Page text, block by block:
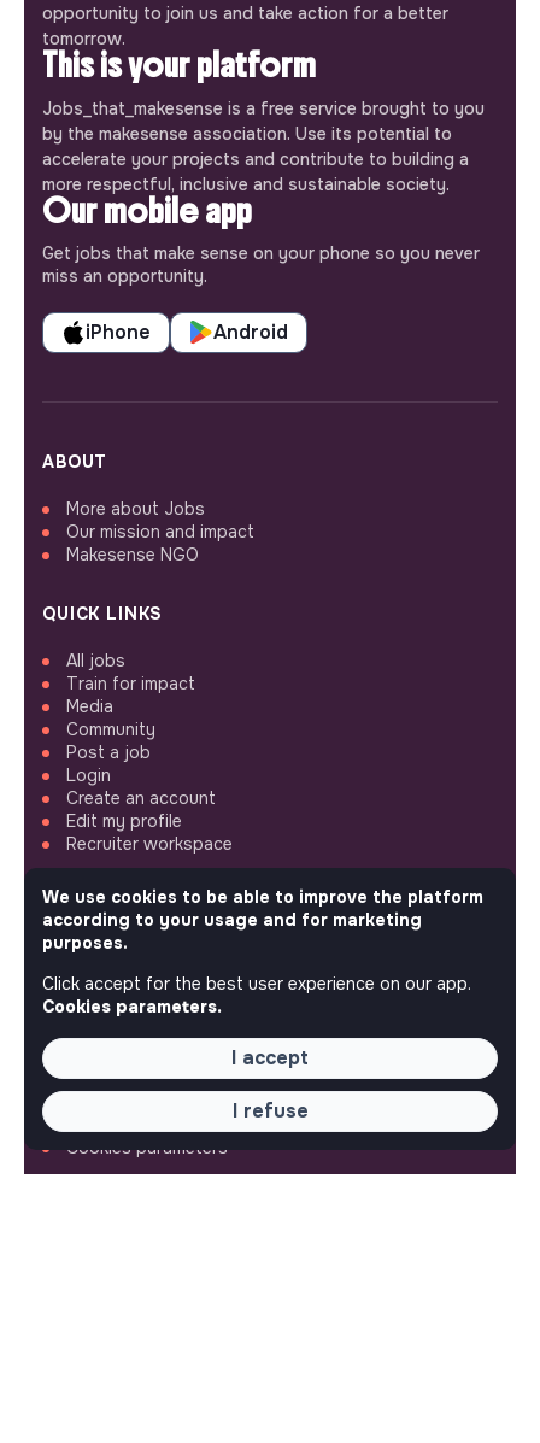
opportunity to join us and take action for a better
tomorrow.
This is your platform
Jobs_that_makesense is a free service brought to you
by the makesense association. Use its potential to
accelerate your projects and contribute to building a
more respectful, inclusive and sustainable society.
Our mobile app
Get jobs that make sense on your phone so you never
miss an opportunity.
iPhone Android
ABOUT
More about Jobs
Our mission and impact
Makesense NGO
QUICK LINKS
All jobs
Train for impact
Media
Community
Post a job
Login
Create an account
Edit my profile
Recruiter workspace
ASSISTANCE
Contact us
Frequently Asked Questions
Terms
SETTINGS
Languages or regions
Cookies parameters
We use cookies to be able to improve the platform
according to your usage and for marketing
purposes.
Click accept for the best user experience on our app.
Cookies parameters.
I accept
I refuse